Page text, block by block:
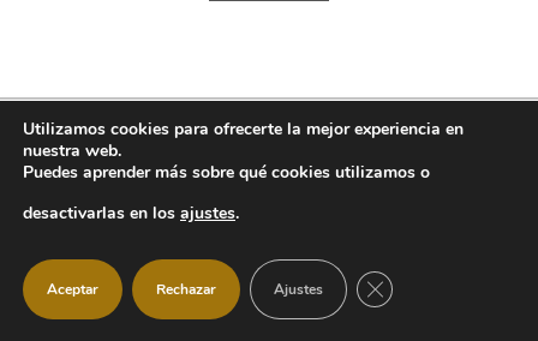
Proyectos y
servicios
Utilizamos cookies para ofrecerte la mejor experiencia en
nuestra web.
Puedes aprender más sobre qué cookies utilizamos o
desactivarlas en los ajustes.
Aceptar Rechazar Ajustes CERRAR EL